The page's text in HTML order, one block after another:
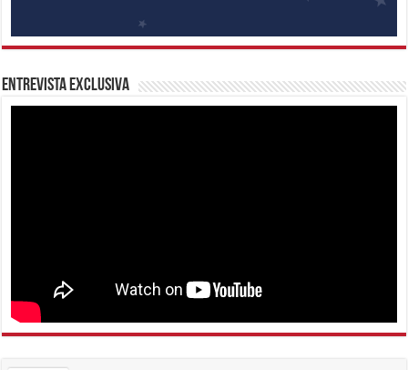
Entrevista Exclusiva